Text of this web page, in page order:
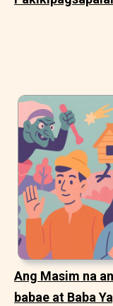
Ang Masim na
babae at Baba